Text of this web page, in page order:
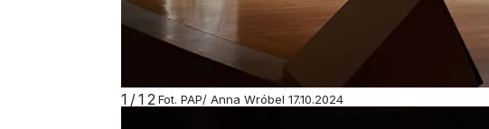
1/12 Fot. PAP/ Anna Wróbel 17.10.2024